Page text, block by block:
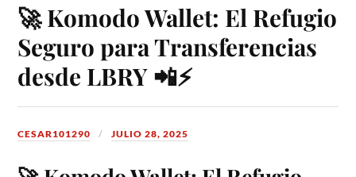
🚀 Komodo Wallet: El Refugio
Seguro para Transferencias
desde LBRY 📲⚡
CESAR101290 JULIO 28, 2025